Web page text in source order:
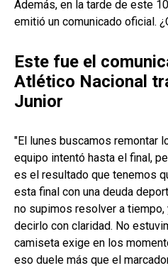
Además, en la tarde de este
emitió un comunicado oficial.
Este fue el
Atlético Nacional
Junior
"El lunes buscamos remontar
equipo intentó hasta el final,
es el resultado que tenemos
esta final con una deuda
no supimos resolver a tiempo,
decirlo con claridad. No
camiseta exige en los
eso duele más que el